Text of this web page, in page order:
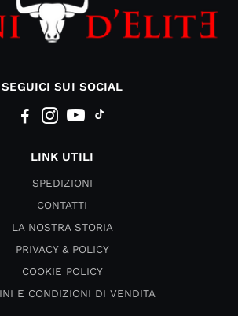
SEGUICI SUI SOCIAL
LINK UTILI
SPEDIZIONI
CONTATTI
LA NOSTRA STORIA
PRIVACY & POLICY
COOKIE POLICY
E CONDIZIONI DI VENDITA